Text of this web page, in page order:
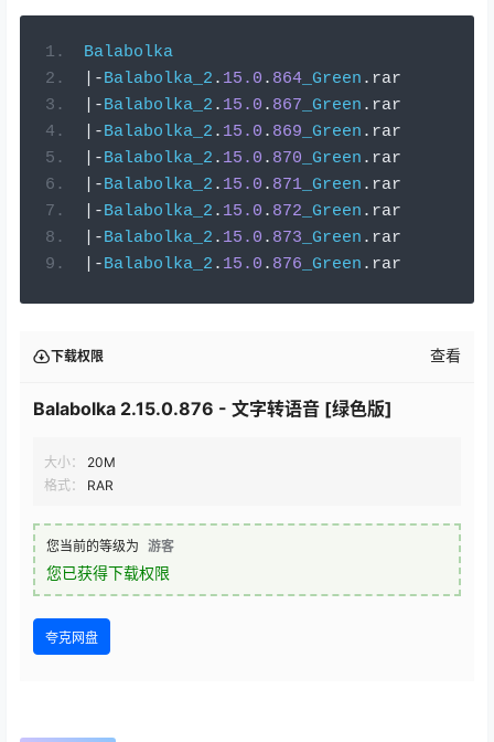
Balabolka
|-Balabolka_2 . 15.0 . 864_Green . rar
|-Balabolka_2 . 15.0 . 867 _Green . rar
|-Balabolka_2 . 15.0 . 869 _Green . rar
|-Balabolka_2 . 15.0 . 870 _Green . rar
|-Balabolka_2 . 15.0 . 871_Green . rar
|-Balabolka_2 . 15.0 . 872 _Green . rar
|-Balabolka_2 . 15.0 . 873 _Green . rar
|-Balabolka_2 . 15.0 . 876 _Green . rar
下载权限 查看
Balabolka 2.15.0.876 - 文字转语音 [绿色版]
大小：
20M
格式：
RAR
您当前的等级为 游客
您已获得下载权限
夸克网盘